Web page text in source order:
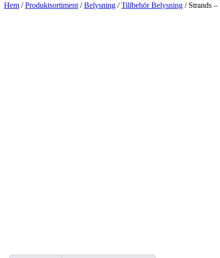
Hem /Produktsortiment /Belysning /Tillbehör Belysning / Strands